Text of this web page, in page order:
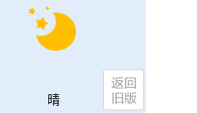
晴